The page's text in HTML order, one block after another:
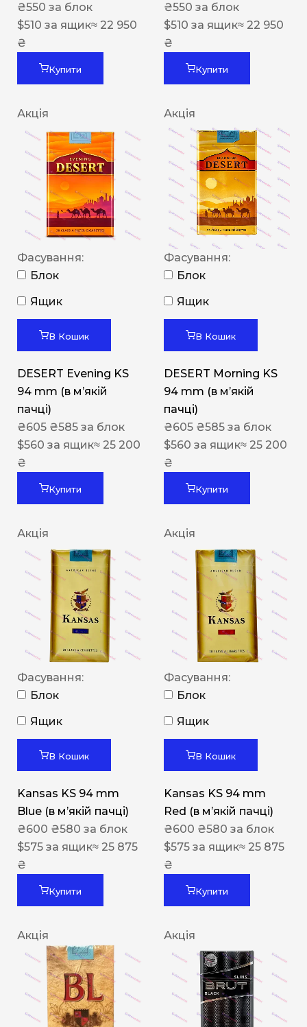
₴550 за блок
$510 за ящик≈ 22 950
₴
Купити
₴550 за блок
$510 за ящик≈ 22 950
₴
Купити
Акція
Фасування:
Блок
Ящик
В Кошик
DESERT Evening KS
94 mm (в мʼякій
пачці)
₴605 ₴585 за блок
$560 за ящик≈ 25 200
₴
Купити
Акція
Фасування:
Блок
Ящик
В Кошик
DESERT Morning KS
94 mm (в мʼякій
пачці)
₴605 ₴585 за блок
$560 за ящик≈ 25 200
₴
Купити
Акція
Фасування:
Блок
Ящик
В Кошик
Kansas KS 94 mm
Blue (в мʼякій пачці)
₴600 ₴580 за блок
$575 за ящик≈ 25 875
₴
Купити
Акція
Фасування:
Блок
Ящик
В Кошик
Kansas KS 94 mm
Red (в мʼякій пачці)
₴600 ₴580 за блок
$575 за ящик≈ 25 875
₴
Купити
Акція Акція